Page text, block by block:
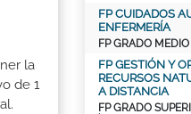
la
de 1
FP CUIDADOS
ENFERMERÍA
FP GRADO MEDIO
FP GESTIÓN Y
RECURSOS
A DISTANCIA
FP GRADO